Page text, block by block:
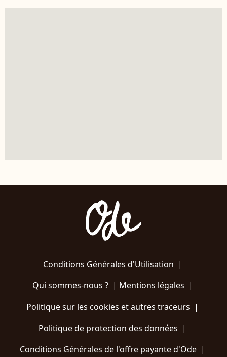
Conditions Générales d'Utilisation |
Qui sommes-nous ?| Mentions légales |
Politique sur les cookies et autres traceurs |
Politique de protection des données |
Conditions Générales de l'offre payante d'Ode |